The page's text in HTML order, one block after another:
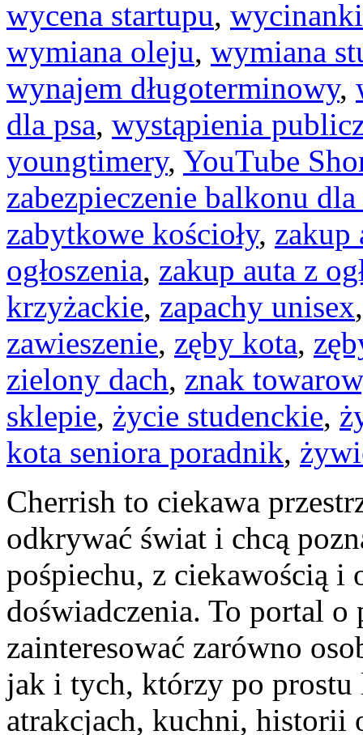
wycena startupu,
wymiana oleju, wymiana
wynajem długoterminowy,
dla psa, wystąpienia
youngtimery, YouTube
zabezpieczenie balkonu
zabytkowe kościoły, zakup
ogłoszenia, zakup auta z
krzyżackie, zapachy unisex
zawieszenie, zęby kota,
zielony dach, znak
sklepie, życie studenckie,
kota seniora poradnik,
Cherrish to ciekawa
odkrywać świat i chcą
pośpiechu, z ciekawością i
doświadczenia. To portal
zainteresować zarówno
jak i tych, którzy po prostu
atrakcjach, kuchni, historii